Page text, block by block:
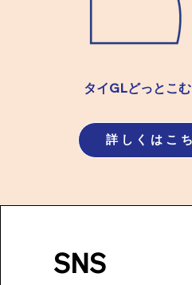
タイGLどっとこ
詳しくはこ
SNS